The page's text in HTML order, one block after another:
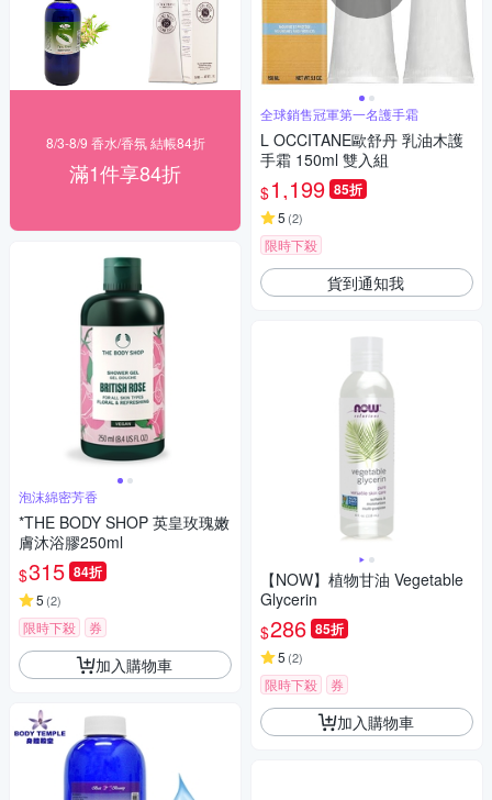
8/3-8/9 香水/香氛 結帳84折
滿1件享84折
泡沫綿密芳香
*THE BODY SHOP 英皇玫瑰嫩
膚沐浴膠250ml
$315 84折
5 (2)
限時下殺 券
加入購物車
全球銷售冠軍第一名護手霜
L OCCITANE歐舒丹 乳油木護
手霜 150ml 雙入組
$1,199 85折
5 (2)
限時下殺
貨到通知我
【NOW】植物甘油 Vegetable
Glycerin
$286 85折
5 (2)
限時下殺 券
加入購物車